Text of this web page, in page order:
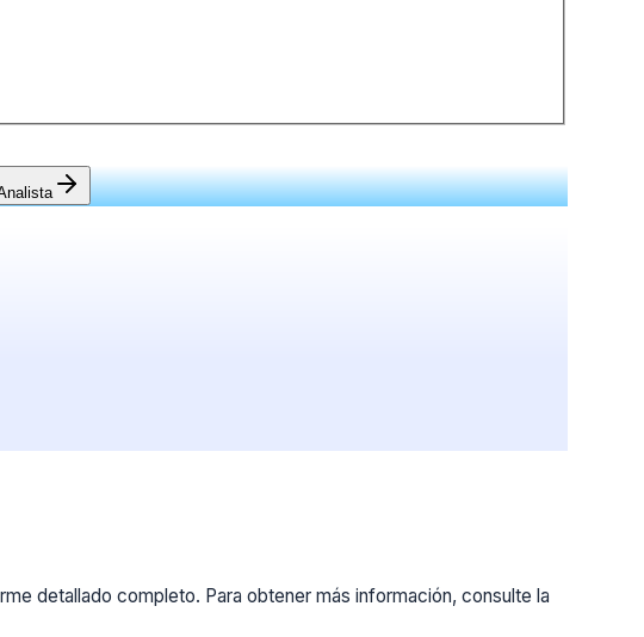
detallado completo. Para obtener más información, consulte la